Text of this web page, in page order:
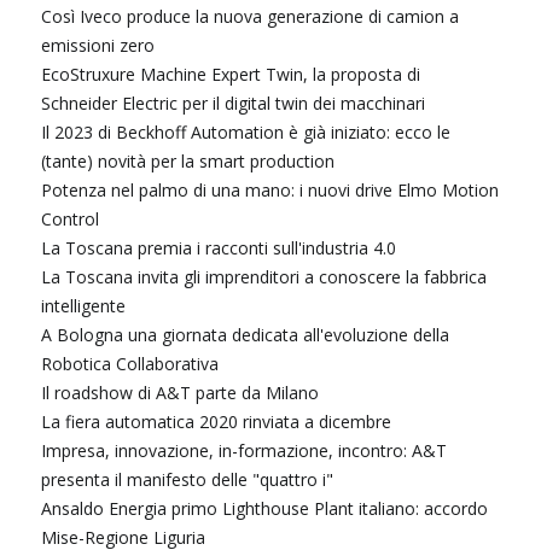
Così Iveco produce la nuova generazione di camion a
emissioni zero
EcoStruxure Machine Expert Twin, la proposta di
Schneider Electric per il digital twin dei macchinari
Il 2023 di Beckhoff Automation è già iniziato: ecco le
(tante) novità per la smart production
Potenza nel palmo di una mano: i nuovi drive Elmo Motion
Control
La Toscana premia i racconti sull'industria 4.0
La Toscana invita gli imprenditori a conoscere la fabbrica
intelligente
A Bologna una giornata dedicata all'evoluzione della
Robotica Collaborativa
Il roadshow di A&T parte da Milano
La fiera automatica 2020 rinviata a dicembre
Impresa, innovazione, in-formazione, incontro: A&T
presenta il manifesto delle "quattro i"
Ansaldo Energia primo Lighthouse Plant italiano: accordo
Mise-Regione Liguria